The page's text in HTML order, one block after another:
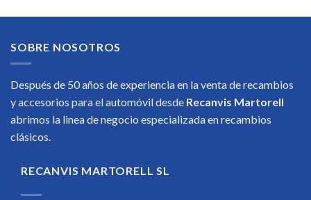
SOBRE NOSOTROS
Después de 50 años de experiencia en la venta de recambios
y accesorios para el automóvil desde Recanvis Martorell
abrimos la linea de negocio especializada en recambios
clásicos.
RECANVIS MARTORELL SL